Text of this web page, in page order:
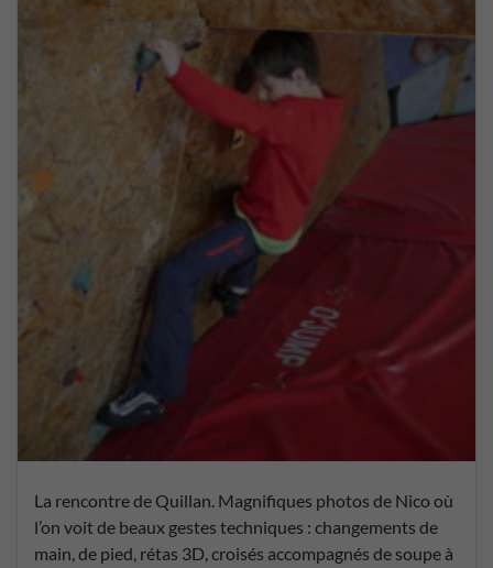
La rencontre de Quillan. Magnifiques photos de Nico où
l’on voit de beaux gestes techniques : changements de
main, de pied, rétas 3D, croisés accompagnés de soupe à